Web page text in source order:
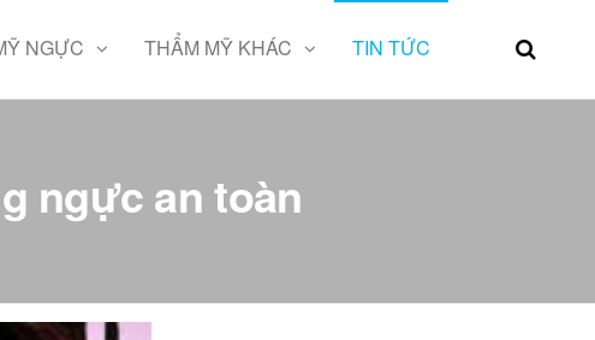
NGỰC THẨM MỸ KHÁC TIN TỨC
ngực an toàn